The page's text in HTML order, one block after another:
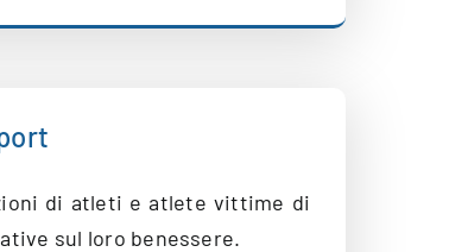
di atleti e atlete vittime di
sul loro benessere.